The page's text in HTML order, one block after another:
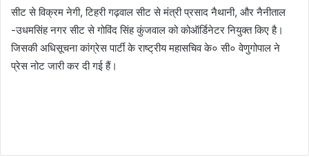
सीट से विक्रम नेगी, टिहरी गढ़वाल सीट से मंत्री प्रसाद नैथानी, और नैनीताल
-उधमसिंह नगर सीट से गोविंद सिंह कुंजवाल को कोऑर्डिनेटर नियुक्त किए है।
जिसकी अधिसूचना कांग्रेस पार्टी के राष्ट्रीय महासचिव के० सी० वेणुगोपाल ने
प्रेस नोट जारी कर दी गई हैं।